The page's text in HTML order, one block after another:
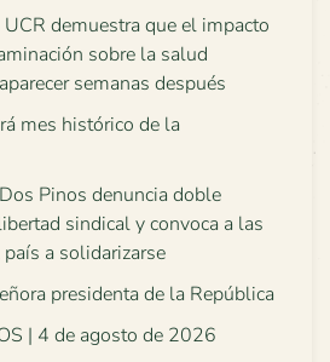
demuestra que el impacto
sobre la salud
semanas después
mes histórico de la
Pinos denuncia doble
sindical y convoca a las
a solidarizarse
presidenta de la República
| 4 de agosto de 2026